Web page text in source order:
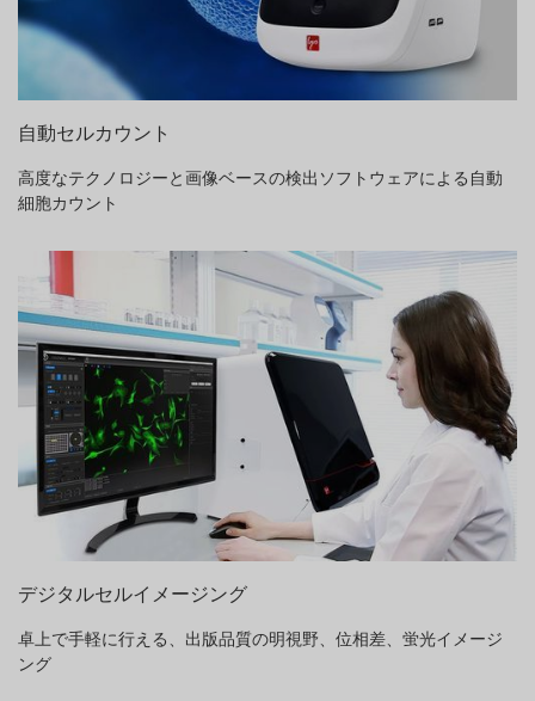
自動セルカウント
高度なテクノロジーと画像ベースの検出ソフトウェアによる自動
細胞カウント
デジタルセルイメージング
卓上で手軽に行える、出版品質の明視野、位相差、蛍光イメージ
ング